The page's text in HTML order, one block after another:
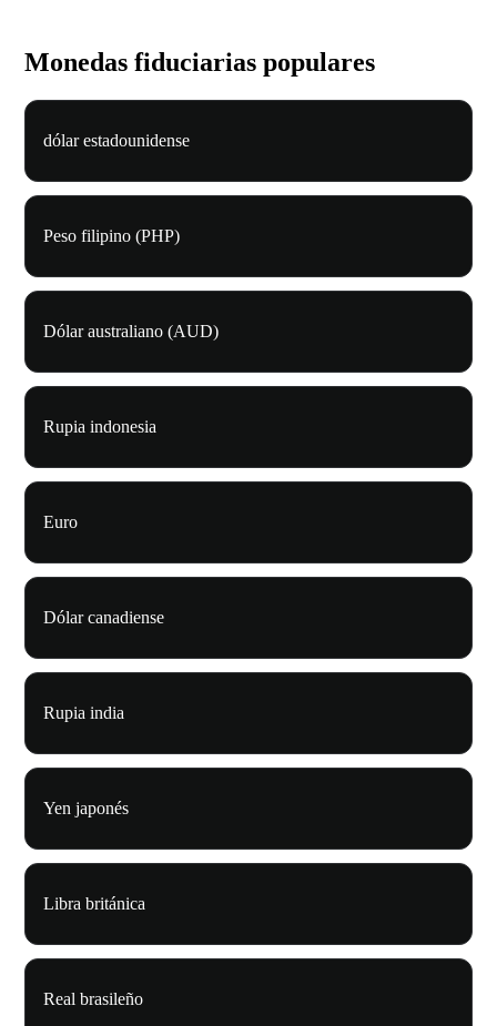
Monedas fiduciarias populares
dólar estadounidense
Peso filipino (PHP)
Dólar australiano (AUD)
Rupia indonesia
Euro
Dólar canadiense
Rupia india
Yen japonés
Libra británica
Real brasileño